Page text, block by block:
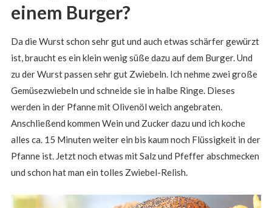
einem Burger?
Da die Wurst schon sehr gut und auch etwas schärfer gewürzt
ist, braucht es ein klein wenig süße dazu auf dem Burger. Und
zu der Wurst passen sehr gut Zwiebeln. Ich nehme zwei große
Gemüsezwiebeln und schneide sie in halbe Ringe. Dieses
werden in der Pfanne mit Olivenöl weich angebraten.
Anschließend kommen Wein und Zucker dazu und ich koche
alles ca. 15 Minuten weiter ein bis kaum noch Flüssigkeit in der
Pfanne ist. Jetzt noch etwas mit Salz und Pfeffer abschmecken
und schon hat man ein tolles Zwiebel-Relish.